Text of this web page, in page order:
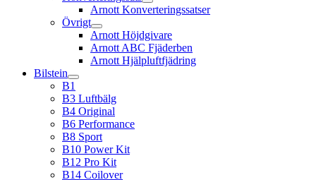
Arnott Konverteringssatser
Övrigt
Arnott Höjdgivare
Arnott ABC Fjäderben
Arnott Hjälpluftfjädring
Bilstein
B1
B3 Luftbälg
B4 Original
B6 Performance
B8 Sport
B10 Power Kit
B12 Pro Kit
B14 Coilover